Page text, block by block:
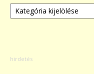
Kategóriák